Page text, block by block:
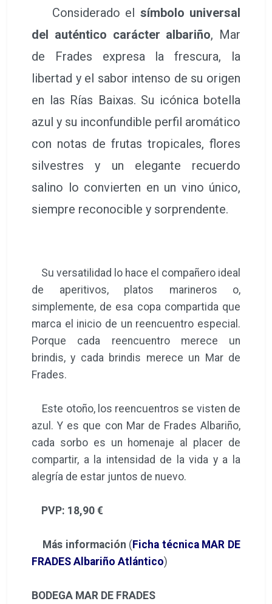
Considerado el símbolo universal
del auténtico carácter albariño, Mar
de Frades expresa la frescura, la
libertad y el sabor intenso de su origen
en las Rías Baixas. Su icónica botella
azul y su inconfundible perfil aromático
con notas de frutas tropicales, flores
silvestres y un elegante recuerdo
salino lo convierten en un vino único,
siempre reconocible y sorprendente.
Su versatilidad lo hace el compañero ideal
de aperitivos, platos marineros o,
simplemente, de esa copa compartida que
marca el inicio de un reencuentro especial.
Porque cada reencuentro merece un
brindis, y cada brindis merece un Mar de
Frades.
Este otoño, los reencuentros se visten de
azul. Y es que con Mar de Frades Albariño,
cada sorbo es un homenaje al placer de
compartir, a la intensidad de la vida y a la
alegría de estar juntos de nuevo.
PVP: 18,90 €
Más información (Ficha técnica MAR DE
FRADES Albariño Atlántico)
BODEGA MAR DE FRADES